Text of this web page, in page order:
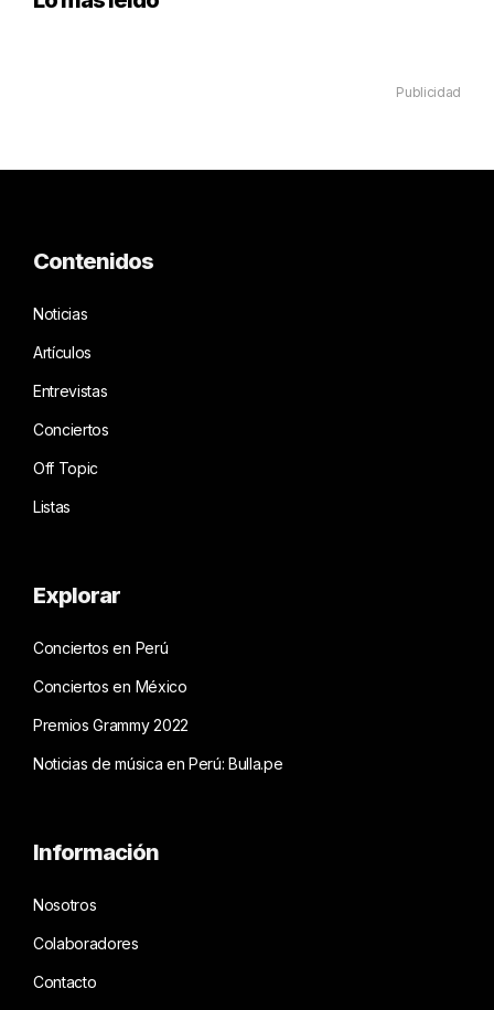
Publicidad
Contenidos
Noticias
Artículos
Entrevistas
Conciertos
Off Topic
Listas
Explorar
Conciertos en Perú
Conciertos en México
Premios Grammy 2022
Noticias de música en Perú: Bulla.pe
Información
Nosotros
Colaboradores
Contacto